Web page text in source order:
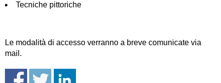
Tecniche pittoriche
Le modalità di accesso verranno a breve comunicate via
mail.